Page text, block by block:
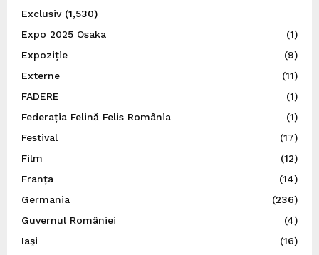
Exclusiv(1,530)
Expo 2025 Osaka
(1)
Expoziție
(9)
Externe
(11)
FADERE
(1)
Federația Felină Felis România
(1)
Festival
(17)
Film
(12)
Franța
(14)
Germania
(236)
Guvernul României
(4)
Iaşi
(16)